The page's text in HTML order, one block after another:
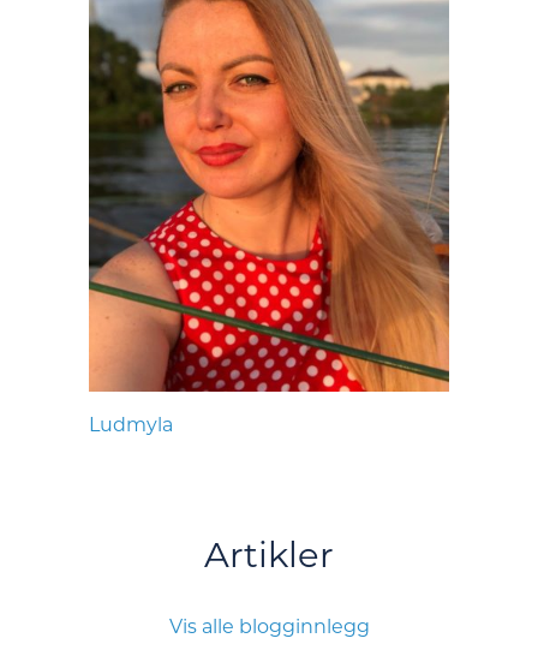
Ludmyla
Artikler
Vis alle blogginnlegg